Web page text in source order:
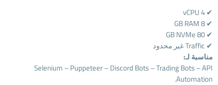
✔ 4 vCPU
✔ 8 GB RAM
✔ 80 GB NVMe
✔ Traffic غير محدود
مناسبة لـ:
Selenium – Puppeteer – Discord Bots – Trading Bots – API
Automation.